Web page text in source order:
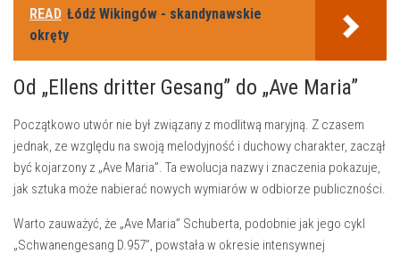
READ Łódź Wikingów - skandynawskie
okręty
Od „Ellens dritter Gesang” do „Ave Maria”
Początkowo utwór nie był związany z modlitwą maryjną. Z czasem
jednak, ze względu na swoją melodyjność i duchowy charakter, zaczął
być kojarzony z „Ave Maria”. Ta ewolucja nazwy i znaczenia pokazuje,
jak sztuka może nabierać nowych wymiarów w odbiorze publiczności.
Warto zauważyć, że „Ave Maria” Schuberta, podobnie jak jego cykl
„Schwanengesang D.957”, powstała w okresie intensywnej